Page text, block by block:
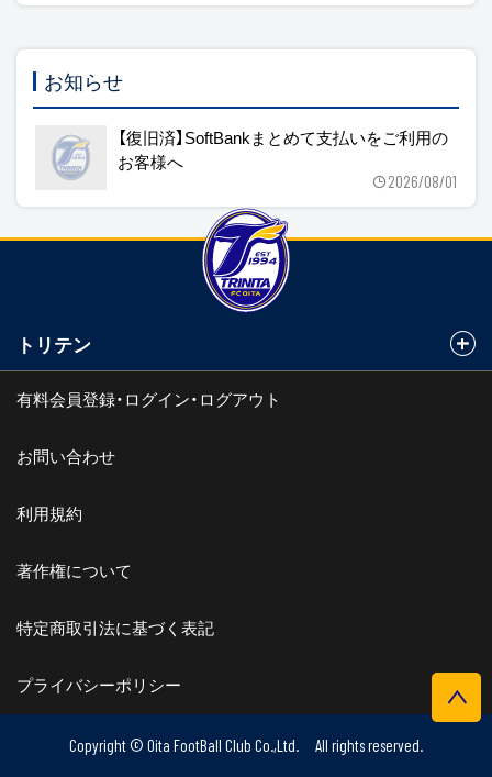
お知らせ
【復旧済】SoftBankまとめて支払いをご利用の
お客様へ
2026/08/01
トリテン
有料会員登録・ログイン・ログアウト
お問い合わせ
利用規約
著作権について
特定商取引法に基づく表記
プライバシーポリシー
Copyright © Oita FootBall Club Co.,Ltd. All rights reserved.